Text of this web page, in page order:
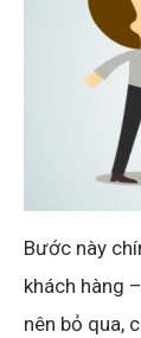
Bước này
khách hàng
nên bỏ qua,